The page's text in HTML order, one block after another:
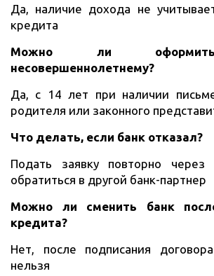
Да, наличие дохода не
кредита
Можно ли
несовершеннолетнему?
Да, с 14 лет при наличии
родителя или законного
Что делать, если банк отказал?
Подать заявку повторно
обратиться в другой банк-партнер
Можно ли сменить банк
кредита?
Нет, после подписания
нельзя